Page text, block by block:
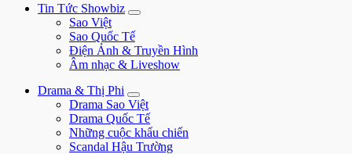
Tin Tức Showbiz
Sao Việt
Sao Quốc Tế
Điện Ảnh & Truyền Hình
Âm nhạc & Liveshow
Drama & Thị Phi
Drama Sao Việt
Drama Quốc Tế
Những cuộc khẩu chiến
Scandal Hậu Trường